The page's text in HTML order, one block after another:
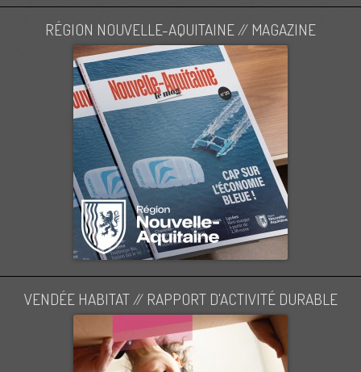
RÉGION NOUVELLE-AQUITAINE // MAGAZINE
VENDÉE HABITAT // RAPPORT D'ACTIVITÉ DURABLE